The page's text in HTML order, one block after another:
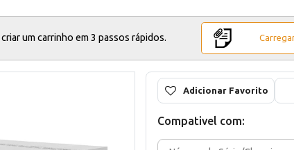
um carrinho em 3 passos rápidos.
Adicionar Favorito
Compativel com: